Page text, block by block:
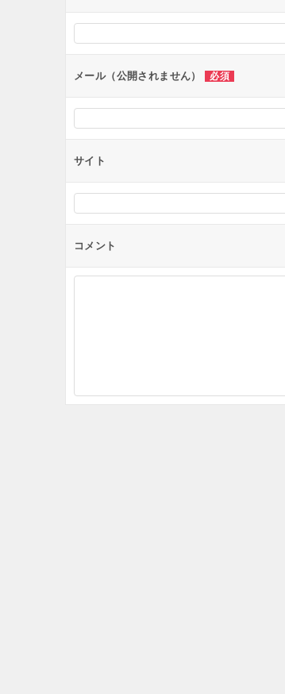
ョ
ン
メール（公開されません） 必須
サイト
コメント